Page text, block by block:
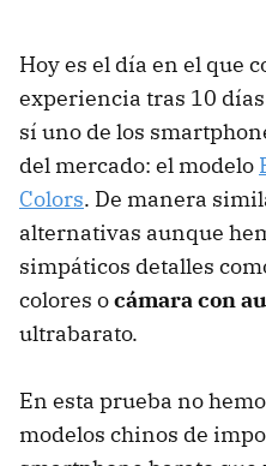
Hoy es el día en el que
experiencia tras 10
sí uno de los
del mercado: el modelo
Colors. De manera
alternativas aunque
simpáticos detalles
colores ocámara con
ultrabarato.
En esta prueba no
modelos chinos de